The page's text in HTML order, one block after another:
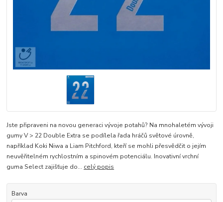
Jste připraveni na novou generaci vývoje potahů? Na mnohaletém vývoji
gumy V > 22 Double Extra se podílela řada hráčů světové úrovně,
například Koki Niwa a Liam Pitchford, kteří se mohli přesvědčit o jejím
neuvěřitelném rychlostním a spinovém potenciálu. Inovativní vrchní
guma Select zajišťuje do... celý popis
Barva